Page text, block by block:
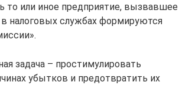
то или иное предприятие, вызвавшее
налоговых службах формируются
задача – простимулировать
убытков и предотвратить их